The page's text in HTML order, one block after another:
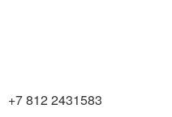
+7 812 2431583